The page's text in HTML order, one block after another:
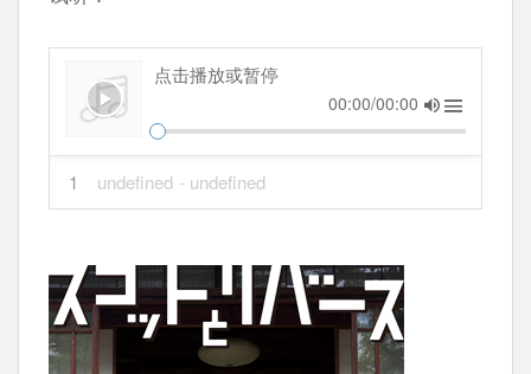
点击播放或暂停
00:00/00:00
1 undefined - undefined